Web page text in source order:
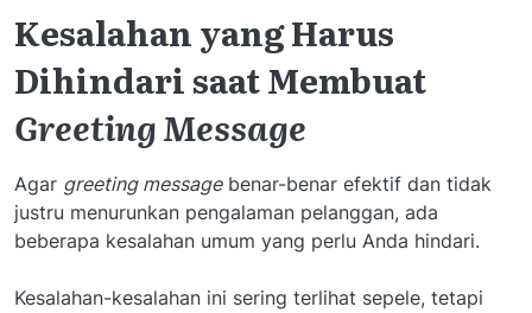
Kesalahan yang Harus
Dihindari saat Membuat
Greeting Message
Agar greeting messagebenar-benar efektif dan tidak
justru menurunkan pengalaman pelanggan, ada
beberapa kesalahan umum yang perlu Anda hindari.
Kesalahan-kesalahan ini sering terlihat sepele, tetapi